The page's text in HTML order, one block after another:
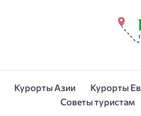
Курорты Азии Курорты
Советы туристам